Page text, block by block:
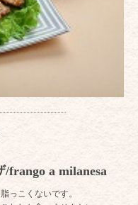
a milanesa
っこくないです。